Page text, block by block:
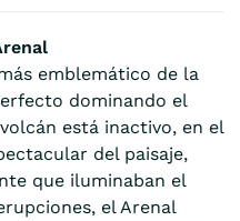
emblemático de la
dominando el
está inactivo, en el
del paisaje,
que iluminaban el
el Arenal